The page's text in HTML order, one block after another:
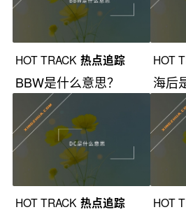
HOT TRACK 热点追踪
BBW是什么意思？
HOT
海后
HOT TRACK 热点追踪 HOT